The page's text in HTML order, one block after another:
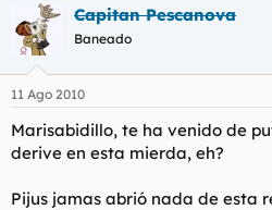
m
a
Capitan Pescanova
Baneado
11 Ago 2010
Marisabidillo, te ha venido de
derive en esta mierda, eh?
Pijus jamas abrió nada de esta